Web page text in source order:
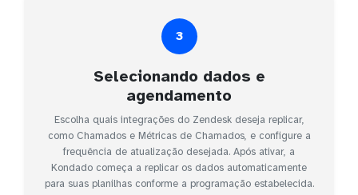
3
Selecionando dados e
agendamento
Escolha quais integrações do Zendesk deseja replicar,
como Chamados e Métricas de Chamados, e configure a
frequência de atualização desejada. Após ativar, a
Kondado começa a replicar os dados automaticamente
para suas planilhas conforme a programação estabelecida.